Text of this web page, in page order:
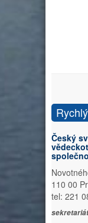
Český
110 00
tel: 221